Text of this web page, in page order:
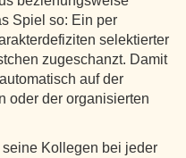
Spiel so: Ein per
selektierter
zugeschanzt. Damit
auf der
oder der organisierten
Kollegen bei jeder